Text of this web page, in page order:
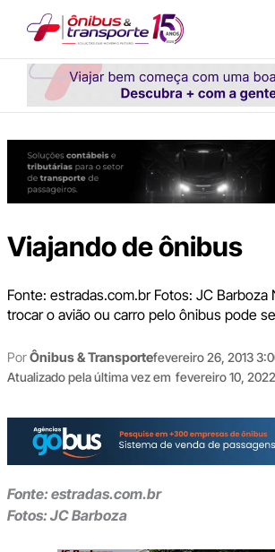
conteúdo
Viajando de ônibus
Fonte: estradas.com.br Fotos: JC Barboza
trocar o avião ou carro pelo ônibus pode
PorÔnibus & Transportefevereiro 26, 2013
Atualizado pela última vez em fevereiro 10,
Fonte: estradas.com.br
Fotos: JC Barboza